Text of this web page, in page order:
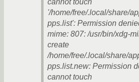
cannot touch
'/home/free/.local/share/
pps.list': Permission
mime: 807: /usr/bin/xdg-
create
/home/free/.local/share/
pps.list.new: Permission
cannot touch